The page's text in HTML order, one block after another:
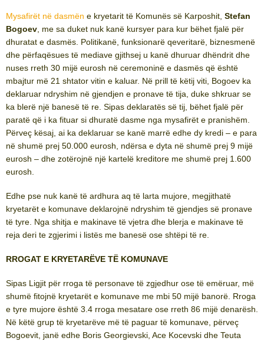
Mysafirët në dasmën e kryetarit të Komunës së Karposhit, Stefan
Bogoev, me sa duket nuk kanë kursyer para kur bëhet fjalë për
dhuratat e dasmës. Politikanë, funksionarë qeveritarë, biznesmenë
dhe përfaqësues të mediave gjithsej u kanë dhuruar dhëndrit dhe
nuses rreth 30 mijë eurosh në ceremoninë e dasmës që është
mbajtur më 21 shtator vitin e kaluar. Në prill të këtij viti, Bogoev ka
deklaruar ndryshim në gjendjen e pronave të tija, duke shkruar se
ka blerë një banesë të re. Sipas deklaratës së tij, bëhet fjalë për
paratë që i ka fituar si dhuratë dasme nga mysafirët e pranishëm.
Përveç kësaj, ai ka deklaruar se kanë marrë edhe dy kredi – e para
në shumë prej 50.000 eurosh, ndërsa e dyta në shumë prej 9 mijë
eurosh – dhe zotërojnë një kartelë kreditore me shumë prej 1.600
eurosh.
Edhe pse nuk kanë të ardhura aq të larta mujore, megjithatë
kryetarët e komunave deklarojnë ndryshim të gjendjes së pronave
të tyre. Nga shitja e makinave të vjetra dhe blerja e makinave të
reja deri te zgjerimi i listës me banesë ose shtëpi të re.
RROGAT E KRYETARËVE TË KOMUNAVE
Sipas Ligjit për rroga të personave të zgjedhur ose të emëruar, më
shumë fitojnë kryetarët e komunave me mbi 50 mijë banorë. Rroga
e tyre mujore është 3.4 rroga mesatare ose rreth 86 mijë denarësh.
Në këtë grup të kryetarëve më të paguar të komunave, përveç
Bogoevit, janë edhe Boris Georgievski, Ace Kocevski dhe Teuta